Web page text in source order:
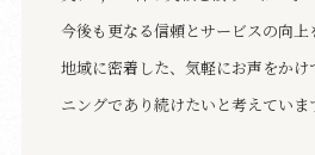
今後も更なる信頼とサービスの向上
地域に密着した、気軽にお声をかけ
ニングであり続けたいと考えていま